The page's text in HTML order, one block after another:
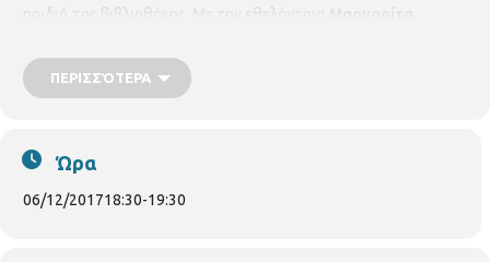
παιδιά της βιβλιοθήκης. Με την εθελόντρια
Μαργαρίτα
ΠΕΡΙΣΣΌΤΕΡΑ
Ώρα
06/12/201718:30-19:30